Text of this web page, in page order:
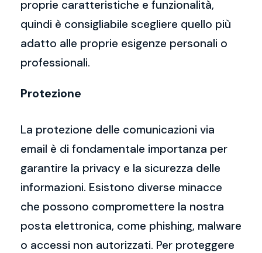
proprie caratteristiche e funzionalità,
quindi è consigliabile scegliere quello più
adatto alle proprie esigenze personali o
professionali.
Protezione
La protezione delle comunicazioni via
email è di fondamentale importanza per
garantire la privacy e la sicurezza delle
informazioni. Esistono diverse minacce
che possono compromettere la nostra
posta elettronica, come phishing, malware
o accessi non autorizzati. Per proteggere